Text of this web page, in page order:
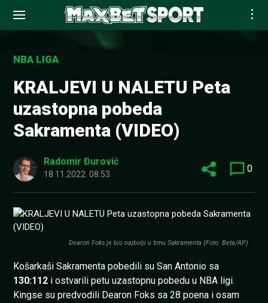
contentNBA LIGA
KRALJEVI U NALETU Peta
uzastopna pobeda
Sakramenta (VIDEO)
Radomir Đurović
18.11.2022. 08:53 0
Dearon Foks je bio najbolji u timu Sakramenta (Foto: Beta/AP)
Košarkaši Sakramenta pobedili su San Antonio sa
130:112 i ostvarili petu uzastopnu pobedu u NBA ligi.
Kingse su predvodili Dearon Foks sa 28 poena i osam